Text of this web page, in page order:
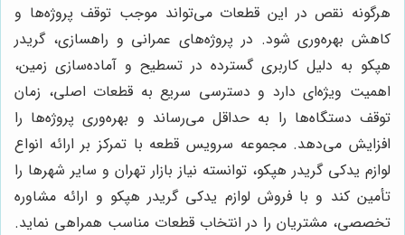
هرگونه نقص در این قطعات می‌تواند موجب توقف پروژه‌ها و
کاهش بهره‌وری شود. در پروژه‌های عمرانی و راهسازی، گريدر
هپكو به دلیل کاربری گسترده در تسطیح و آماده‌سازی زمین،
اهمیت ویژه‌ای دارد و دسترسی سریع به قطعات اصلی، زمان
توقف دستگاه‌ها را به حداقل می‌رساند و بهره‌وری پروژه‌ها را
افزایش می‌دهد. مجموعه سرویس قطعه با تمرکز بر ارائه انواع
لوازم يدكى گريدر هپكو، توانسته نیاز بازار تهران و سایر شهرها را
تأمین کند و با فروش لوازم يدكى گريدر هپكو و ارائه مشاوره
تخصصی، مشتریان را در انتخاب قطعات مناسب همراهی نماید.